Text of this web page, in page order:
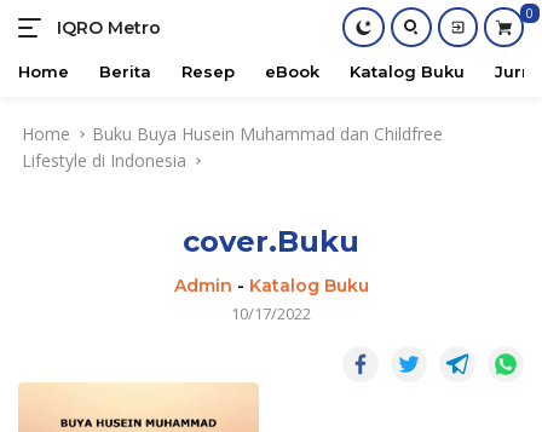
content
IQRO Metro
Lets
Bright
0
Home Berita Resep eBook Katalog Buku
Home
Buku Buya Husein Muhammad dan Childfree
Lifestyle di Indonesia
cover.Buku
Admin - Katalog Buku
10/17/2022